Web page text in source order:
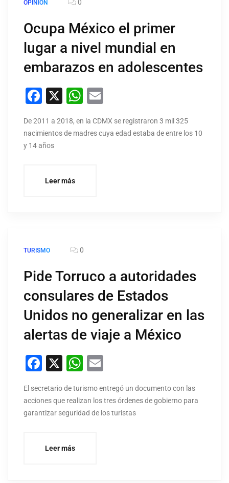
OPINIÓN 0
Ocupa México el primer
lugar a nivel mundial en
embarazos en adolescentes
Facebook
X WhatsApp
De 2011 a 2018, en la CDMX se registraron 3 mil 325
nacimientos de madres cuya edad estaba de entre los 10
y 14 años
Leer más
TURISMO 0
Pide Torruco a autoridades
consulares de Estados
Unidos no generalizar en las
alertas de viaje a México
Facebook
X WhatsApp
El secretario de turismo entregó un documento con las
acciones que realizan los tres órdenes de gobierno para
garantizar seguridad de los turistas
Leer más